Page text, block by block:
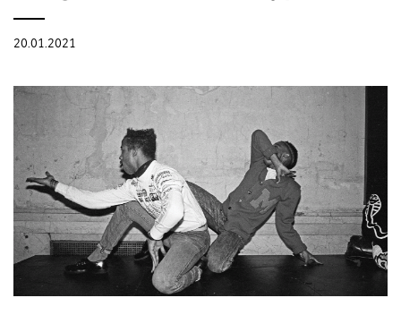
20.01.2021